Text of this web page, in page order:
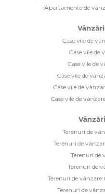
Apartamente de
Case vile de
Case vile de
Case vile de
Case vile de
Case vile de
Case vile de
Terenuri de
Terenuri de
Terenuri de
Terenuri de
Terenuri de
Terenuri de